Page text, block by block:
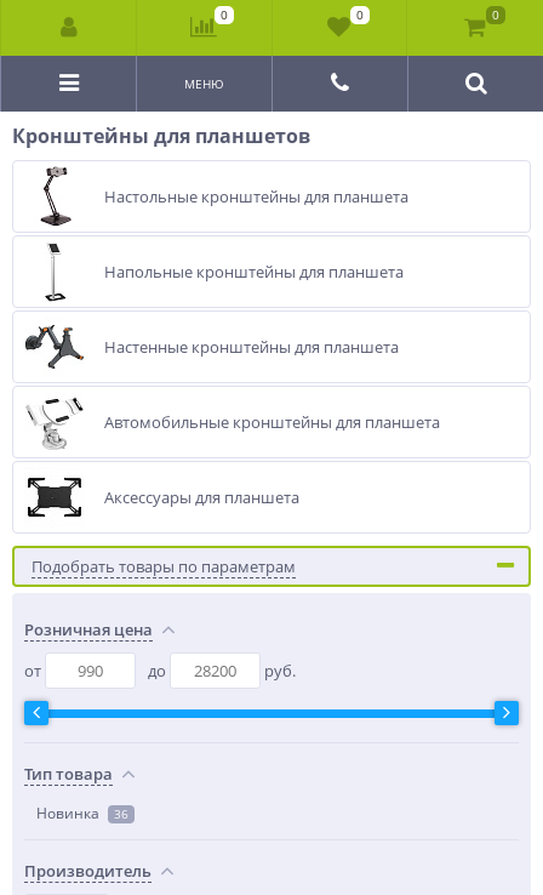
МЕНЮ
Кронштейны для планшетов
Настольные кронштейны для планшета
Напольные кронштейны для планшета
Настенные кронштейны для планшета
Автомобильные кронштейны для планшета
Аксессуары для планшета
Подобрать товары по параметрам
Розничная цена
от
до руб.
Тип товара
Новинка 36
Производитель
0 0 0